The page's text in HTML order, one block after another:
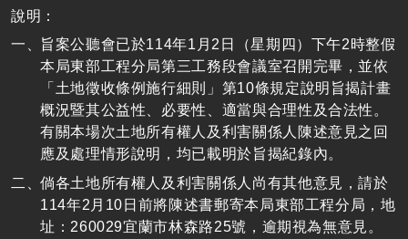
說明：
旨案公聽會已於114年1月2日（星期四）下午2時整假
本局東部工程分局第三工務段會議室召開完畢，並依
「土地徵收條例施行細則」第10條規定說明旨揭計畫
概況暨其公益性、必要性、適當與合理性及合法性。
有關本場次土地所有權人及利害關係人陳述意見之回
應及處理情形說明，均已載明於旨揭紀錄內。
倘各土地所有權人及利害關係人尚有其他意見，請於
114年2月10日前將陳述書郵寄本局東部工程分局，地
址：260029宜蘭市林森路25號，逾期視為無意見。